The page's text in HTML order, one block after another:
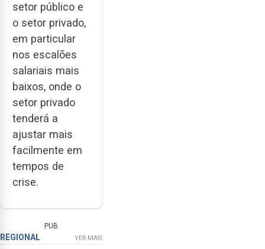
setor público e
o setor privado,
em particular
nos escalões
salariais mais
baixos, onde o
setor privado
tenderá a
ajustar mais
facilmente em
tempos de
crise.
PUB
REGIONAL VER MAIS